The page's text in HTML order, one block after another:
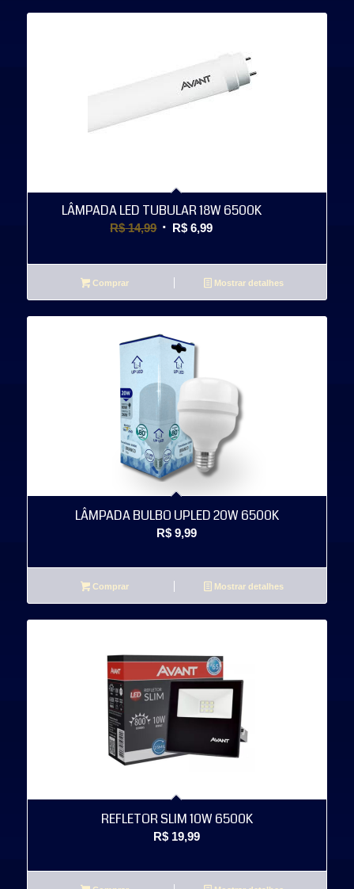
LÂMPADA LED TUBULAR 18W 6500K
R$14,99 O
original
R$ 14,99.
R$ 6,99O
atual
é:
R$ 6,99.
Comprar Mostrar detalhes
LÂMPADA BULBO UPLED 20W 6500K
R$ 9,99
Comprar Mostrar detalhes
REFLETOR SLIM 10W 6500K
R$ 19,99